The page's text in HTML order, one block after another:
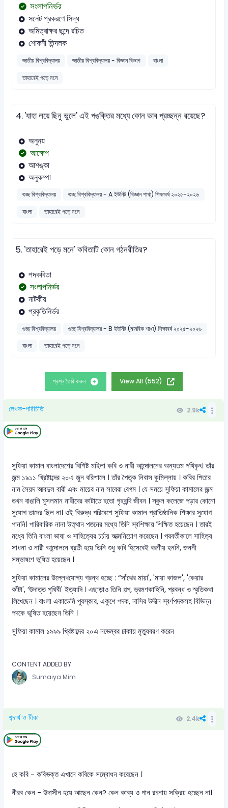
সংলাপনির্ভর
সনেট প্রকরণে সিদ্ধ
অমিত্রাক্ষর ছন্দে রচিত
শোকনী তিন্দলক
জাতীয় বিশ্ববিদ্যালয় জাতীয় বিশ্ববিদ্যালয় - বিজ্ঞান বিভাগ
বাংলা
তাহারেই পড়ে মনে
4.'যাহা লয়ে ছিনু ভুলে' এই পঙক্তির মধ্যে কোন ভাব প্রচ্ছন্ন রয়েছে?
অনুনয়
আক্ষেপ
আশঙ্কা
অনুকম্পা
গুচ্ছ বিশ্ববিদ্যালয়
গুচ্ছ বিশ্ববিদ্যালয় - A ইউনিট (বিজ্ঞান শাখা) শিক্ষাবর্ষ ২০২৫-২০২৬
বাংলা
তাহারেই পড়ে মনে
5.'তাহারেই পড়ে মনে' কবিতাটি কোন গঠনরীতির?
পদকবিতা
সংলাপনির্ভর
নাটকীয়
প্রকৃতিনির্ভর
গুচ্ছ বিশ্ববিদ্যালয়
গুচ্ছ বিশ্ববিদ্যালয় - B ইউনিট (মানবিক শাখা) শিক্ষাবর্ষ ২০২৫-২০২৬
বাংলা
তাহারেই পড়ে মনে
প্রশ্ন তৈরি করুন View All (552)
লেখক-পরিচিতি 2.9k
সুফিয়া কামাল বাংলাদেশের বিশিষ্ট মহিলা কবি ও নারী আন্দোলনের অন্যতম পথিকৃৎ। তাঁর
জন্ম ১৯১১ খ্রিষ্টাব্দের ২০এ জুন বরিশালে । তাঁর পৈতৃক নিবাস কুমিল্লায় । কবির পিতার
নাম সৈয়দ আবদুল বারী এবং মায়ের নাম সাবেরা বেগম । যে সময়ে সুফিয়া কামালের জন্ম
তখন বাঙালি মুসলমান নারীদের কাটাতে হতো গৃহবন্দি জীবন । স্কুল কলেজে পড়ার কোনো
সুযোগ তাদের ছিল না। ওই বিরুদ্ধ পরিবেশে সুফিয়া কামাল প্রাতিষ্ঠানিক শিক্ষার সুযোগ
পাননি। পারিবারিক নানা উত্থান পতনের মধ্যে তিনি স্বশিক্ষায় শিক্ষিত হয়েছেন । তারই
মধ্যে তিনি বাংলা ভাষা ও সাহিত্যের চর্চায় আত্মনিয়োগ করেছেন । পরবর্তীকালে সাহিত্য
সাধনা ও নারী আন্দোলনে ব্রতী হয়ে তিনি শুধু কবি হিসেবেই বরণীয় হননি, জননী
সম্ভাষণে ভূষিত হয়েছেন ।
সুফিয়া কামালের উল্লেখযোগ্য গ্রন্থ হচ্ছে : “সাঁঝের মায়া', 'মায়া কাজল', 'কেয়ার
কাঁটা', ‘উদাত্ত পৃথিবী' ইত্যাদি । এছাড়াও তিনি গল্প, ভ্রমণকাহিনি, প্রবন্ধ ও স্মৃতিকথা
লিখেছেন । বাংলা একাডেমি পুরস্কার, একুশে পদক, নাসির উদ্দীন স্বর্ণপদকসহ বিভিন্ন
পদকে ভূষিত হয়েছেন তিনি ।
সুফিয়া কামাল ১৯৯৯ খ্রিষ্টাব্দের ২০এ নভেম্বর ঢাকায় মৃত্যুবরণ করেন
CONTENT ADDED BY
Sumaiya Mim
শব্দার্থ ও টীকা 2.4k
হে কবি - কবিভক্ত এখানে কবিকে সম্বোধন করেছেন ।
নীরব কেন - উদাসীন হয়ে আছেন কেন? কেন কাব্য ও গান রচনায় সক্রিয় হচ্ছেন না।